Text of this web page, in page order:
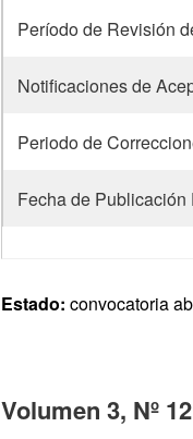
Período de Revisión
Notificaciones de
Periodo de
Fecha de Publicación
Estado: convocatoria
Volumen 3, Nº